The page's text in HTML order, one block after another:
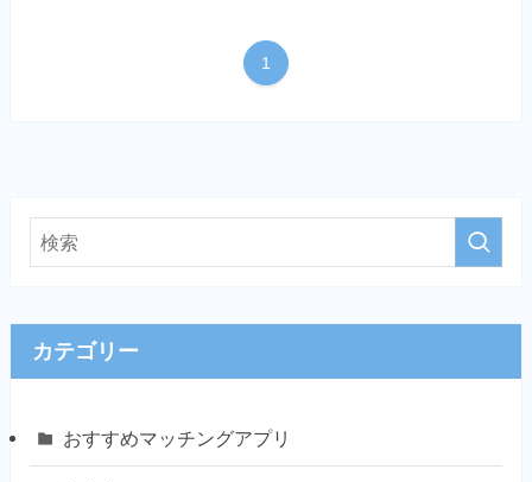
1
カテゴリー
おすすめマッチングアプリ